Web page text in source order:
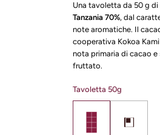
Una tavoletta da 50 g
Tanzania 70%, dal
note aromatiche. Il
cooperativa Kokoa
nota primaria di cacao e
fruttato.
Tavoletta 50g